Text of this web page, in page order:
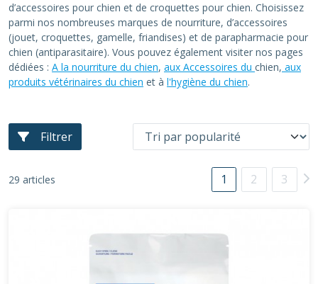
d’accessoires pour chien et de croquettes pour chien. Choisissez
parmi nos nombreuses marques de nourriture, d’accessoires
(jouet, croquettes, gamelle, friandises) et de parapharmacie pour
chien (antiparasitaire). Vous pouvez également visiter nos pages
dédiées : A la nourriture du chien, aux Accessoires du chien, aux
produits vétérinaires du chien et à l'hygiène du chien.
Filtrer
29 articles 1 2 3